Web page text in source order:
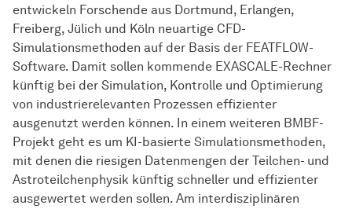
entwickeln Forschende aus Dortmund, Erlangen,
Freiberg, Jülich und Köln neuartige CFD-
Simulationsmethoden auf der Basis der FEATFLOW-
Software. Damit sollen kommende EXASCALE-Rechner
künftig bei der Simulation, Kontrolle und Optimierung
von industrierelevanten Prozessen effizienter
ausgenutzt werden können. In einem weiteren BMBF-
Projekt geht es um KI-basierte Simulationsmethoden,
mit denen die riesigen Datenmengen der Teilchen- und
Astroteilchenphysik künftig schneller und effizienter
ausgewertet werden sollen. Am interdisziplinären